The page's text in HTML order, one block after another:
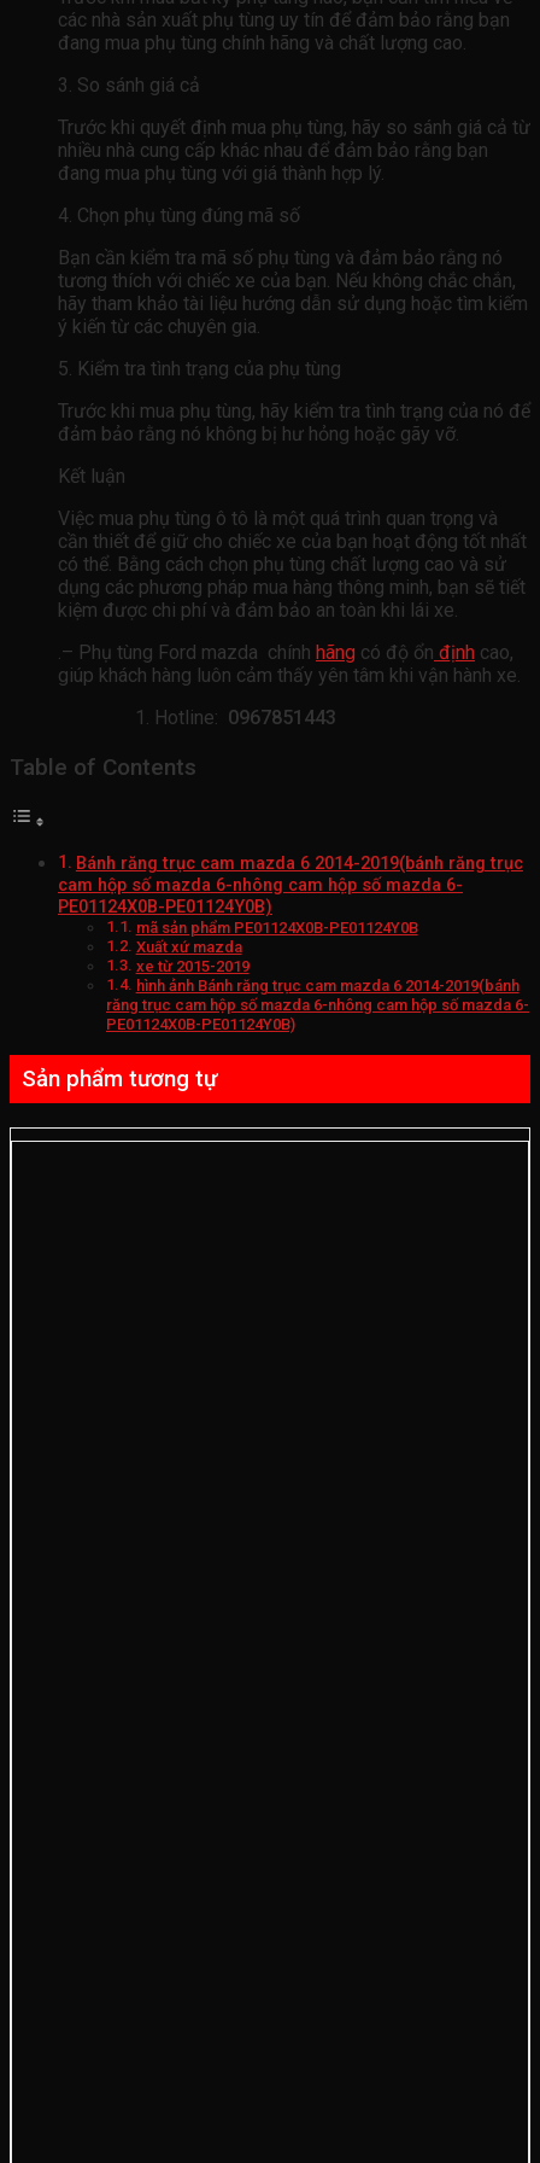
các nhà sản xuất phụ tùng uy tín để đảm bảo rằng bạn
đang mua phụ tùng chính hãng và chất lượng cao.
3. So sánh giá cả
Trước khi quyết định mua phụ tùng, hãy so sánh giá cả từ
nhiều nhà cung cấp khác nhau để đảm bảo rằng bạn
đang mua phụ tùng với giá thành hợp lý.
4. Chọn phụ tùng đúng mã số
Bạn cần kiểm tra mã số phụ tùng và đảm bảo rằng nó
tương thích với chiếc xe của bạn. Nếu không chắc chắn,
hãy tham khảo tài liệu hướng dẫn sử dụng hoặc tìm kiếm
ý kiến ​​từ các chuyên gia.
5. Kiểm tra tình trạng của phụ tùng
Trước khi mua phụ tùng, hãy kiểm tra tình trạng của nó để
đảm bảo rằng nó không bị hư hỏng hoặc gãy vỡ.
Kết luận
Việc mua phụ tùng ô tô là một quá trình quan trọng và
cần thiết để giữ cho chiếc xe của bạn hoạt động tốt nhất
có thể. Bằng cách chọn phụ tùng chất lượng cao và sử
dụng các phương pháp mua hàng thông minh, bạn sẽ tiết
kiệm được chi phí và đảm bảo an toàn khi lái xe.
.– Phụ tùng Ford mazda chính hãng có độ ổn định cao,
giúp khách hàng luôn cảm thấy yên tâm khi vận hành xe.
Hotline: 0967851443
Table of Contents
Bánh răng trục cam mazda 6 2014-2019(bánh răng trục
cam hộp số mazda 6-nhông cam hộp số mazda 6-
PE01124X0B-PE01124Y0B)
mã sản phẩm PE01124X0B-PE01124Y0B
Xuất xứ mazda
xe từ 2015-2019
hình ảnh Bánh răng trục cam mazda 6 2014-2019(bánh
răng trục cam hộp số mazda 6-nhông cam hộp số mazda 6-
PE01124X0B-PE01124Y0B)
Sản phẩm tương tự